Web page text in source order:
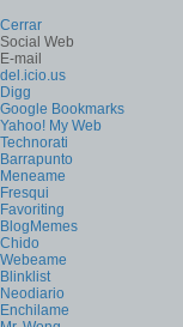
Cerrar
Social Web
E-mail
del.icio.us
Digg
Google Bookmarks
Yahoo! My Web
Technorati
Barrapunto
Meneame
Fresqui
Favoriting
BlogMemes
Chido
Webeame
Blinklist
Neodiario
Enchilame